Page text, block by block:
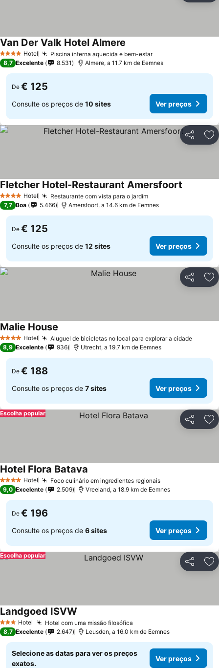
4 EstrelasHotel Piscina interna aquecida e bem-estar
Van Der Valk Hotel Almere
8,7 Excelente 8.531 Almere, a 11.7 km de Eemnes
De € 125
Consulte os preços de 10 sites Ver preços
Partilhar
4 EstrelasHotel Restaurante com vista para o jardim
Fletcher Hotel-Restaurant Amersfoort
7,7 Boa 5.466 Amersfoort, a 14.6 km de Eemnes
De € 125
Consulte os preços de 12 sites Ver preços
Partilhar
4 EstrelasHotel Aluguel de bicicletas no local para explorar a cidade
Malie House
8,9 Excelente 936 Utrecht, a 19.7 km de Eemnes
De € 188
Consulte os preços de 7 sites Ver preços
Partilhar
Escolha popular
4 EstrelasHotel Foco culinário em ingredientes regionais
Hotel Flora Batava
9,0 Excelente 2.509 Vreeland, a 18.9 km de Eemnes
De € 196
Consulte os preços de 6 sites Ver preços
Partilhar
Escolha popular
3 EstrelasHotel Hotel com uma missão filosófica
Landgoed ISVW
8,7 Excelente 2.647 Leusden, a 16.0 km de Eemnes
Selecione as datas para ver os preços
exatos.
Ver preços